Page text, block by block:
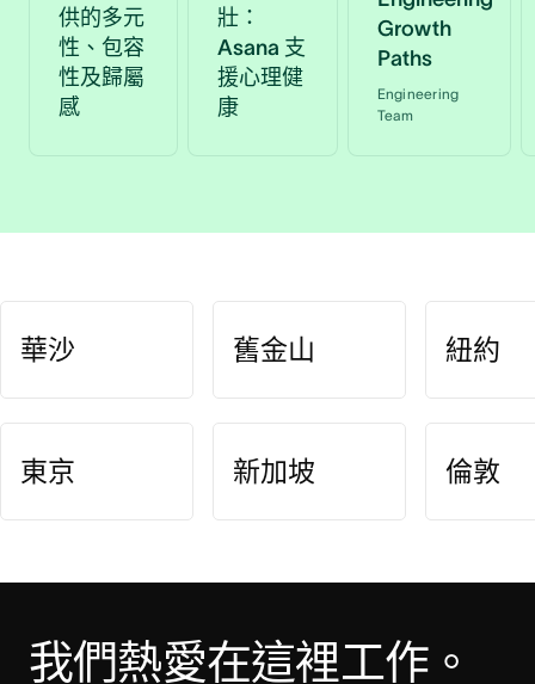
供的多元
性、包容
性及歸屬
感
壯：
Asana 支
援心理健
康
Growth
Paths
Engineering
Team
華沙 舊金山 紐約
東京 新加坡 倫敦
我們熱愛在這裡工作。